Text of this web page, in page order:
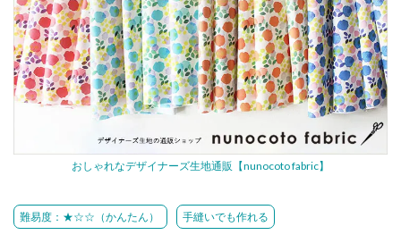
おしゃれなデザイナーズ生地通販【nunocoto fabric】
難易度：★☆☆（かんたん） 手縫いでも作れる